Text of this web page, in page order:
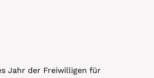
Jahr der Freiwilligen für